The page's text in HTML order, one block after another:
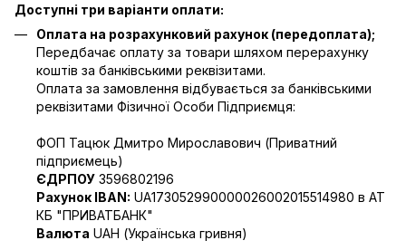
Доступні три варіанти оплати:
Оплата на розрахунковий рахунок (передоплата);
Передбачає оплату за товари шляхом перерахунку
коштів за банківськими реквізитами.
Оплата за замовлення відбувається за банківськими
реквізитами Фізичної Особи Підприємця:
ФОП Тацюк Дмитро Мирославович (Приватний
пiдприємець)
ЄДРПОУ 3596802196
Рахунок IBAN: UA173052990000026002015514980 в АТ
КБ "ПРИВАТБАНК"
Валюта UAH (Українська гривня)